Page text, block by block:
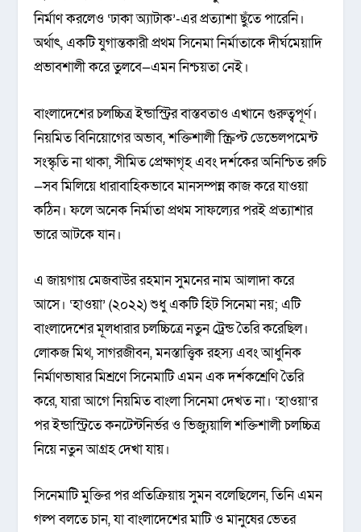
নির্মাণ করলেও ‘ঢাকা অ্যাটাক’-এর প্রত্যাশা ছুঁতে পারেনি।
অর্থাৎ, একটি যুগান্তকারী প্রথম সিনেমা নির্মাতাকে দীর্ঘমেয়াদি
প্রভাবশালী করে তুলবে—এমন নিশ্চয়তা নেই।
বাংলাদেশের চলচ্চিত্র ইন্ডাস্ট্রির বাস্তবতাও এখানে গুরুত্বপূর্ণ।
নিয়মিত বিনিয়োগের অভাব, শক্তিশালী স্ক্রিপ্ট ডেভেলপমেন্ট
সংস্কৃতি না থাকা, সীমিত প্রেক্ষাগৃহ এবং দর্শকের অনিশ্চিত রুচি
—সব মিলিয়ে ধারাবাহিকভাবে মানসম্পন্ন কাজ করে যাওয়া
কঠিন। ফলে অনেক নির্মাতা প্রথম সাফল্যের পরই প্রত্যাশার
ভারে আটকে যান।
এ জায়গায় মেজবাউর রহমান সুমনের নাম আলাদা করে
আসে। ‘হাওয়া’ (২০২২) শুধু একটি হিট সিনেমা নয়; এটি
বাংলাদেশের মূলধারার চলচ্চিত্রে নতুন ট্রেন্ড তৈরি করেছিল।
লোকজ মিথ, সাগরজীবন, মনস্তাত্ত্বিক রহস্য এবং আধুনিক
নির্মাণভাষার মিশ্রণে সিনেমাটি এমন এক দর্শকশ্রেণি তৈরি
করে, যারা আগে নিয়মিত বাংলা সিনেমা দেখত না। ‘হাওয়া’র
পর ইন্ডাস্ট্রিতে কনটেন্টনির্ভর ও ভিজ্যুয়ালি শক্তিশালী চলচ্চিত্র
নিয়ে নতুন আগ্রহ দেখা যায়।
সিনেমাটি মুক্তির পর প্রতিক্রিয়ায় সুমন বলেছিলেন, তিনি এমন
গল্প বলতে চান, যা বাংলাদেশের মাটি ও মানুষের ভেতর